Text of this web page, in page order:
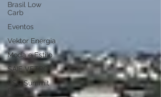
Brasil Low
Carb
Eventos
Vektor Energia
Moda e Estilo
SAIE VETRO
ESG Summit
Brazil